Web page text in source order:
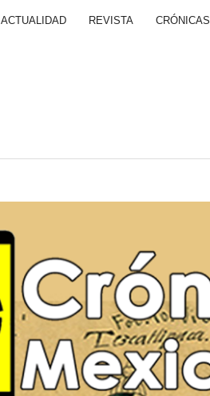
ACTUALIDAD REVISTA CRÓNICAS